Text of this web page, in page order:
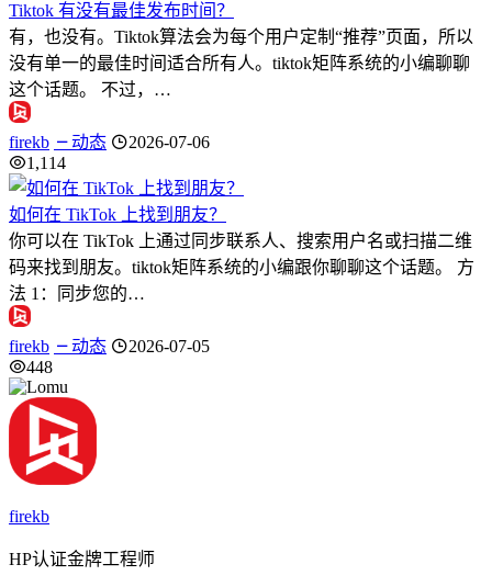
Tiktok 有没有最佳发布时间？
有，也没有。Tiktok算法会为每个用户定制“推荐”页面，所以
没有单一的最佳时间适合所有人。tiktok矩阵系统的小编聊聊
这个话题。 不过，…
firekb 动态
2026-07-06
1,114
如何在 TikTok 上找到朋友？
你可以在 TikTok 上通过同步联系人、搜索用户名或扫描二维
码来找到朋友。tiktok矩阵系统的小编跟你聊聊这个话题。 方
法 1：同步您的…
firekb 动态
2026-07-05
448
firekb
HP认证金牌工程师